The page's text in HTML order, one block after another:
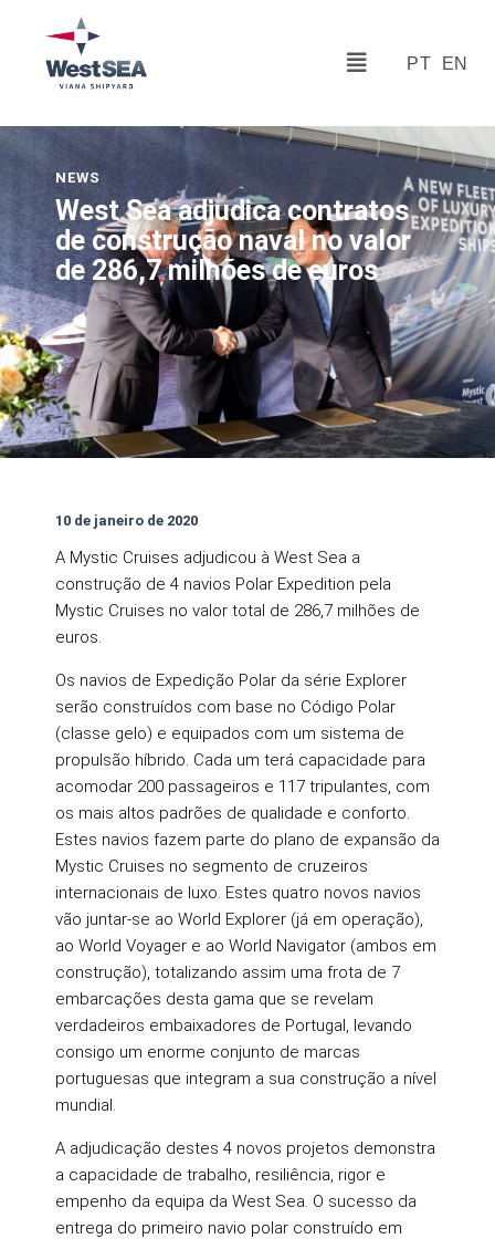
PT EN
NEWS
West Sea adjudica contratos
de construção naval no valor
de 286,7 milhões de euros
10 de janeiro de 2020
A Mystic Cruises adjudicou à West Sea a
construção de 4 navios Polar Expedition pela
Mystic Cruises no valor total de 286,7 milhões de
euros.
Os navios de Expedição Polar da série Explorer
serão construídos com base no Código Polar
(classe gelo) e equipados com um sistema de
propulsão híbrido. Cada um terá capacidade para
acomodar 200 passageiros e 117 tripulantes, com
os mais altos padrões de qualidade e conforto.
Estes navios fazem parte do plano de expansão da
Mystic Cruises no segmento de cruzeiros
internacionais de luxo. Estes quatro novos navios
vão juntar-se ao World Explorer (já em operação),
ao World Voyager e ao World Navigator (ambos em
construção), totalizando assim uma frota de 7
embarcações desta gama que se revelam
verdadeiros embaixadores de Portugal, levando
consigo um enorme conjunto de marcas
portuguesas que integram a sua construção a nível
mundial.
A adjudicação destes 4 novos projetos demonstra
a capacidade de trabalho, resiliência, rigor e
empenho da equipa da West Sea. O sucesso da
entrega do primeiro navio polar construído em